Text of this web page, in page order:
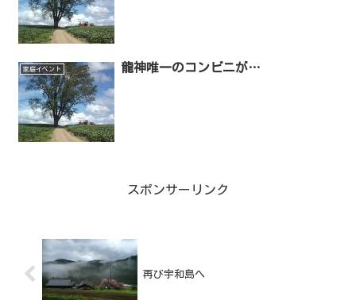
家庭イベント 龍神唯一のコンビニが…
スポンサーリンク
再び宇和島へ